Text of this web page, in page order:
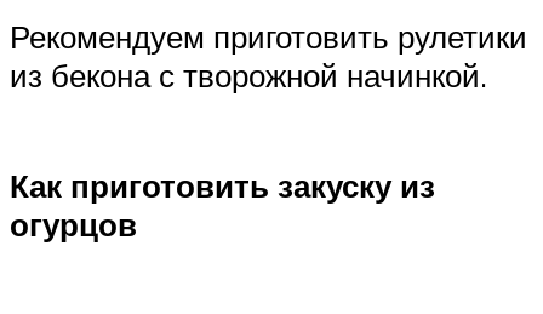
Рекомендуем приготовить рулетики
из бекона с творожной начинкой.
Как приготовить закуску из
огурцов